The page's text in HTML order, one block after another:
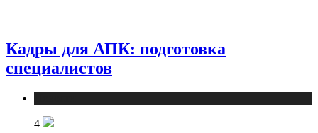
Кадры для АПК: подготовка
специалистов
4